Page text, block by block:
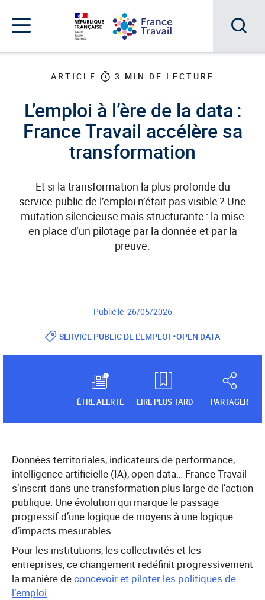
menu
contenu
pied
navigation
Menu
ARTICLE 3 MIN DE LECTURE
L’emploi à l’ère de la data :
France Travail accélère sa
transformation
Et si la transformation la plus profonde du
service public de l’emploi n’était pas visible ? Une
mutation silencieuse mais structurante : la mise
en place d’un pilotage par la donnée et par la
preuve.
Publié le 26/05/2026
SERVICE PUBLIC DE L'EMPLOI •OPEN DATA
ÊTRE ALERTÉ LIRE PLUS TARD PARTAGER
Données territoriales, indicateurs de performance,
intelligence artificielle (IA), open data… France Travail
s’inscrit dans une transformation plus large de l’action
publique. Une évolution qui marque le passage
progressif d’une logique de moyens à une logique
d’impacts mesurables.
Pour les institutions, les collectivités et les
entreprises, ce changement redéfinit progressivement
la manière deconcevoir et piloter les politiques de
l’emploi.